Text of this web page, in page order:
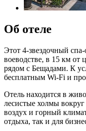
Об отеле
Этот 4-звездочный
воеводстве, в 15 км от
рядом с Бещадами. К
бесплатным Wi-Fi и
Отель находится в
лесистые холмы
воздух и горный
отдыха, так и для